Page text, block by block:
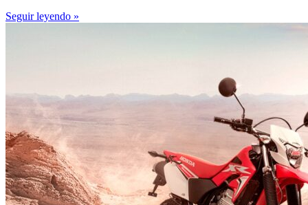
Seguir leyendo »